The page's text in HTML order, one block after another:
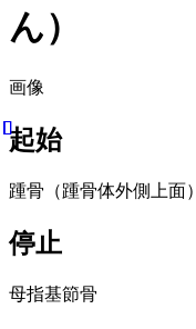
ん）
画像
起始
踵骨（踵骨体外側上面）
停止
母指基節骨